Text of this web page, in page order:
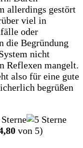
allerdings gestört
viel in
oder
die Begründung
nicht
Reflexen mangelt.
also für eine gute
begrüßen
von 5)